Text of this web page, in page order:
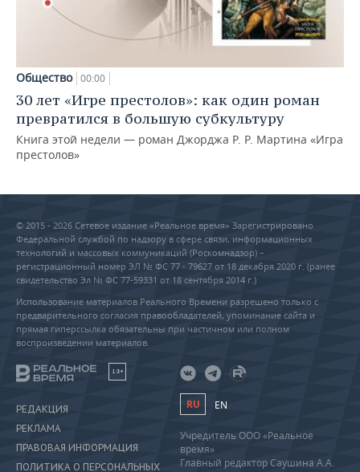
Общество 00:00
30 лет «Игре престолов»: как один роман
превратился в большую субкультуру
Книга этой недели — роман Джорджа Р. Р. Мартина «Игра
престолов»
© 2015 - 2026 Сетевое издание «Реальное время» Зарегистрировано
Федеральной службой по надзору в сфере связи, информационных
технологий и массовых коммуникаций (Роскомнадзор) –
регистрационный номер ЭЛ № ФС 77 - 79627 от 18 декабря 2020 г. (ранее
свидетельство Эл № ФС 77-59331 от 18 сентября 2014 г.)
Использование материалов Реального Времени разрешено только с
предварительного согласия правообладателей, упоминание сайта и
прямая гиперссылка обязательны при частичном или полном
воспроизведении материалов.
18+
РЕДАКЦИЯ
РЕКЛАМА
ПРАВОВАЯ ИНФОРМАЦИЯ
ПОЛИТИКА О ПЕРСОНАЛЬНЫХ
RU EN
Учредитель ООО «Реальное
время»
Главный редактор Саушина А.А.